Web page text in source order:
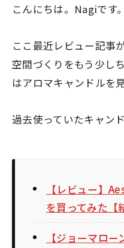
こんにちは。Nagiです。
ここ最近レビュー記事
空間づくりをもう少し
はアロマキャンドルを
過去使っていたキャン
【レビュー】
を買ってみた【
【ジョーマロ